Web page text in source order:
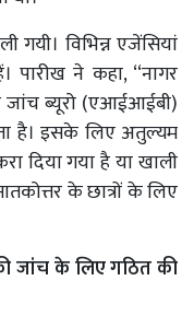
विभिन्न एजेंसियां
ने कहा, ‘‘नागर
जांच ब्यूरो (एआईआईबी)
है। इसके लिए अतुल्यम
दिया गया है या खाली
के छात्रों के लिए
जांच के लिए गठित की